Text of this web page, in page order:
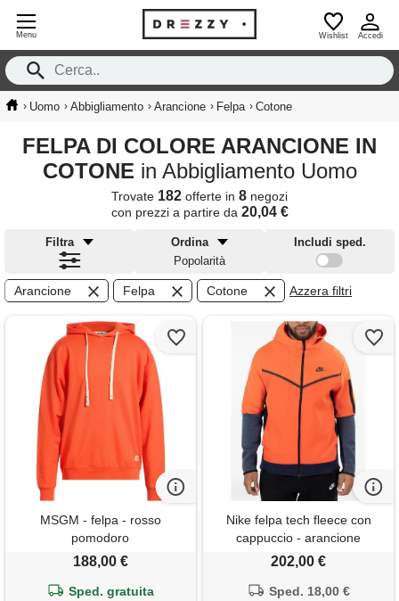
Menu Wishlist Accedi
› Uomo › Abbigliamento › Arancione › Felpa › Cotone
FELPA DI COLORE ARANCIONE IN
COTONE in Abbigliamento Uomo
Trovate 182 offerte in 8 negozi
con prezzi a partire da 20,04 €
Filtra
Ordina
Popolarità
Includi sped.
Arancione Felpa Cotone Azzera filtri
MSGM - felpa - rosso
pomodoro
188,00 €
Sped. gratuita
Nike felpa tech fleece con
cappuccio - arancione
202,00 €
Sped. 18,00 €